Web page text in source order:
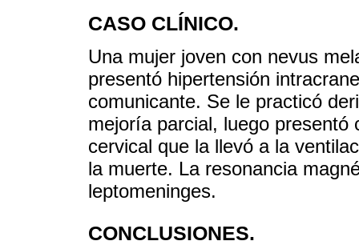
CASO CLÍNICO.
Una mujer joven con nevus
presentó hipertensión
comunicante. Se le practicó
mejoría parcial, luego presentó
cervical que la llevó a la
la muerte. La resonancia
leptomeninges.
CONCLUSIONES.